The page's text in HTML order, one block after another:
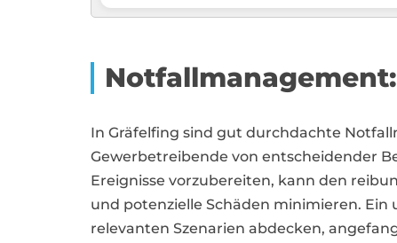
In Gräfelfing sind gut durchdachte
Gewerbetreibende von entscheidender
Ereignisse vorzubereiten, kann den
und potenzielle Schäden minimieren. Ein
relevanten Szenarien abdecken,